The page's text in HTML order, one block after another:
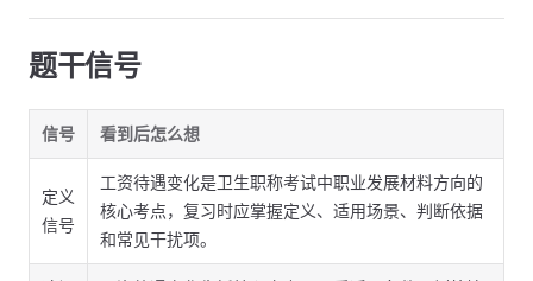
题干信号
信号 看到后怎么想
定义
信号
工资待遇变化是卫生职称考试中职业发展材料方向的
核心考点，复习时应掌握定义、适用场景、判断依据
和常见干扰项。